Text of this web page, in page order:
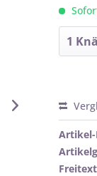
Artikel-